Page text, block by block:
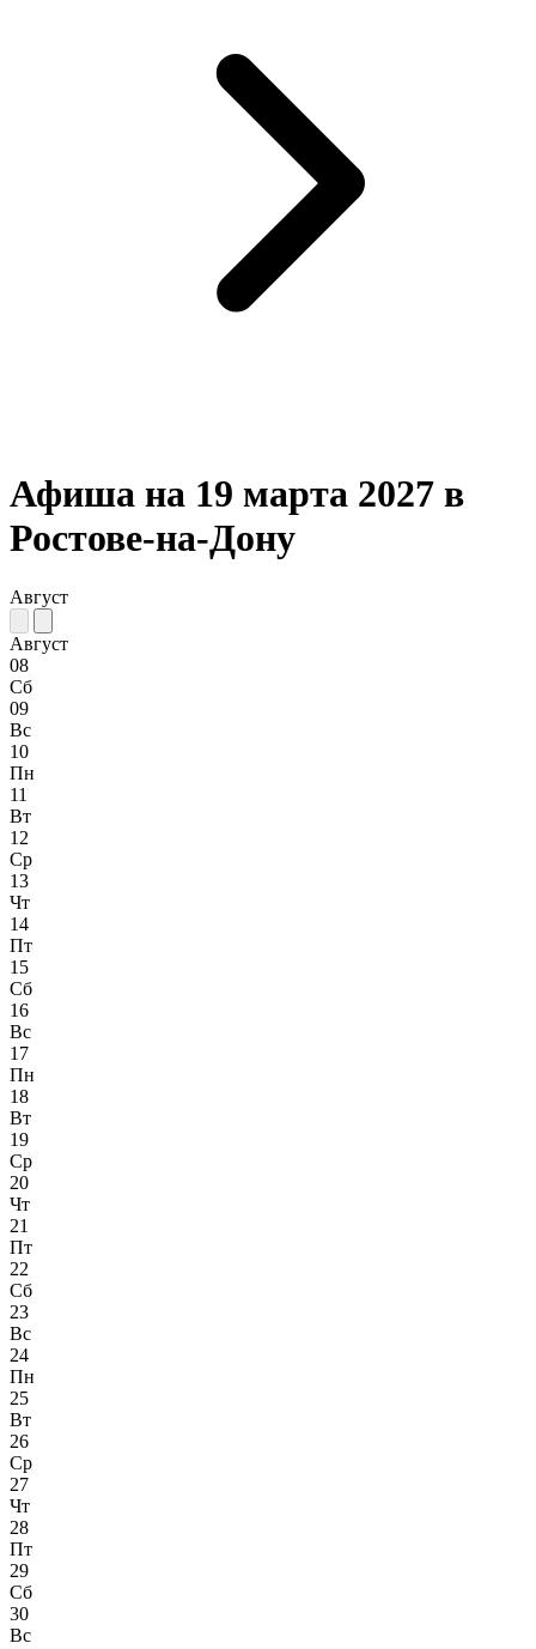
Афиша на 19 марта 2027 в
Ростове-на-Дону
Август
Август
08
Сб
09
Вс
10
Пн
11
Вт
12
Ср
13
Чт
14
Пт
15
Сб
16
Вс
17
Пн
18
Вт
19
Ср
20
Чт
21
Пт
22
Сб
23
Вс
24
Пн
25
Вт
26
Ср
27
Чт
28
Пт
29
Сб
30
Вс